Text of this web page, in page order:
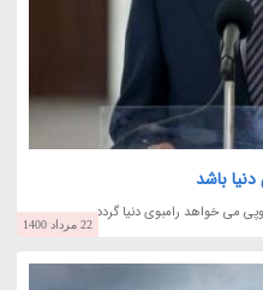
باشد
می خواهد رامبوی دنیا گردد.
22 مرداد 1400